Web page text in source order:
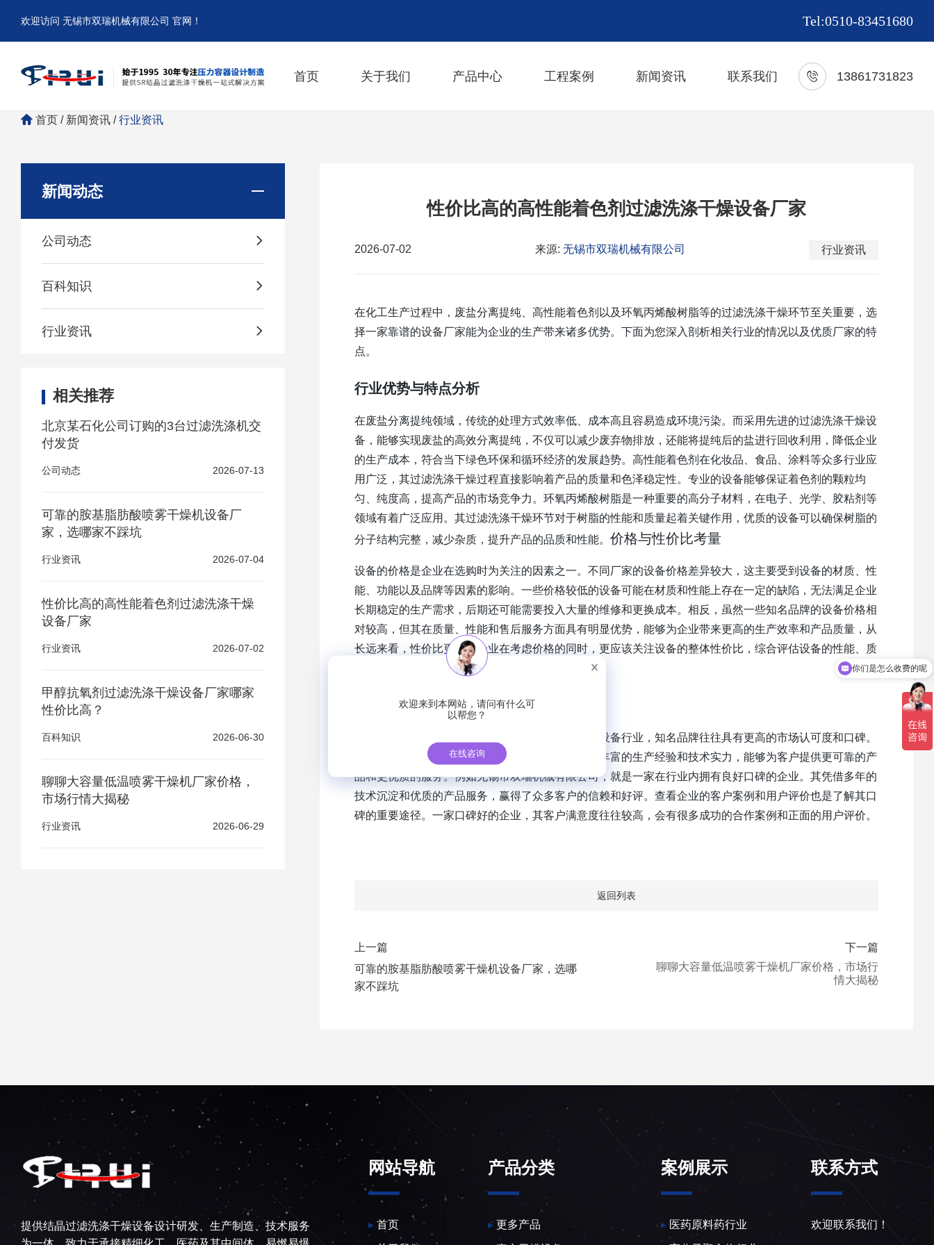
欢迎访问 无锡市双瑞机械有限公司 官网！ Tel:0510-83451680
首页 关于我们 产品中心 工程案例 新闻资讯 联系我们 13861731823
首页 / 新闻资讯 /行业资讯
新闻动态
公司动态
百科知识
行业资讯
相关推荐
北京某石化公司订购的3台过滤洗涤机交
付发货
公司动态 2026-07-13
可靠的胺基脂肪酸喷雾干燥机设备厂
家，选哪家不踩坑
行业资讯 2026-07-04
性价比高的高性能着色剂过滤洗涤干燥
设备厂家
行业资讯 2026-07-02
甲醇抗氧剂过滤洗涤干燥设备厂家哪家
性价比高？
百科知识 2026-06-30
聊聊大容量低温喷雾干燥机厂家价格，
市场行情大揭秘
行业资讯 2026-06-29
性价比高的高性能着色剂过滤洗涤干燥设备厂家
2026-07-02 来源: 无锡市双瑞机械有限公司 行业资讯
在化工生产过程中，废盐分离提纯、高性能着色剂以及环氧丙烯酸树脂等的过滤洗涤干燥环节至关重要，选
择一家靠谱的设备厂家能为企业的生产带来诸多优势。下面为您深入剖析相关行业的情况以及优质厂家的特
点。
行业优势与特点分析
在废盐分离提纯领域，传统的处理方式效率低、成本高且容易造成环境污染。而采用先进的过滤洗涤干燥设
备，能够实现废盐的高效分离提纯，不仅可以减少废弃物排放，还能将提纯后的盐进行回收利用，降低企业
的生产成本，符合当下绿色环保和循环经济的发展趋势。高性能着色剂在化妆品、食品、涂料等众多行业应
用广泛，其过滤洗涤干燥过程直接影响着产品的质量和色泽稳定性。专业的设备能够保证着色剂的颗粒均
匀、纯度高，提高产品的市场竞争力。环氧丙烯酸树脂是一种重要的高分子材料，在电子、光学、胶粘剂等
领域有着广泛应用。其过滤洗涤干燥环节对于树脂的性能和质量起着关键作用，优质的设备可以确保树脂的
分子结构完整，减少杂质，提升产品的品质和性能。 价格与性价比考量
设备的价格是企业在选购时为关注的因素之一。不同厂家的设备价格差异较大，这主要受到设备的材质、性
能、功能以及品牌等因素的影响。一些价格较低的设备可能在材质和性能上存在一定的缺陷，无法满足企业
长期稳定的生产需求，后期还可能需要投入大量的维修和更换成本。相反，虽然一些知名品牌的设备价格相
对较高，但其在质量、性能和售后服务方面具有明显优势，能够为企业带来更高的生产效率和产品质量，从
长远来看，性价比更高。企业在考虑价格的同时，更应该关注设备的整体性价比，综合评估设备的性能、质
量、使用寿命以及售后服务等因素。
品牌与口碑的重要性
品牌是企业的质量和信誉的象征。在过滤洗涤干燥设备行业，知名品牌往往具有更高的市场认可度和口碑。
这些品牌经过多年的市场竞争和客户检验，积累了丰富的生产经验和技术实力，能够为客户提供更可靠的产
品和更优质的服务。例如无锡市双瑞机械有限公司，就是一家在行业内拥有良好口碑的企业。其凭借多年的
技术沉淀和优质的产品服务，赢得了众多客户的信赖和好评。查看企业的客户案例和用户评价也是了解其口
碑的重要途径。一家口碑好的企业，其客户满意度往往较高，会有很多成功的合作案例和正面的用户评价。
返回列表
上一篇
可靠的胺基脂肪酸喷雾干燥机设备厂家，选哪
家不踩坑
下一篇
聊聊大容量低温喷雾干燥机厂家价格，市场行
情大揭秘
提供结晶过滤洗涤干燥设备设计研发、生产制造、技术服务
网站导航
▸首页
产品分类
▸更多产品
案例展示
▸ 医药原料药行业
联系方式
欢迎联系我们！
你们是怎么收费的呢
欢迎来到本网站，请问有什么可
以帮您？
在线咨询